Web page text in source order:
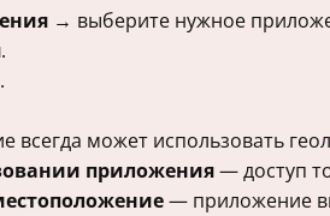
→ выберите нужное
.
.
всегда может использовать
приложения— доступ
— приложение